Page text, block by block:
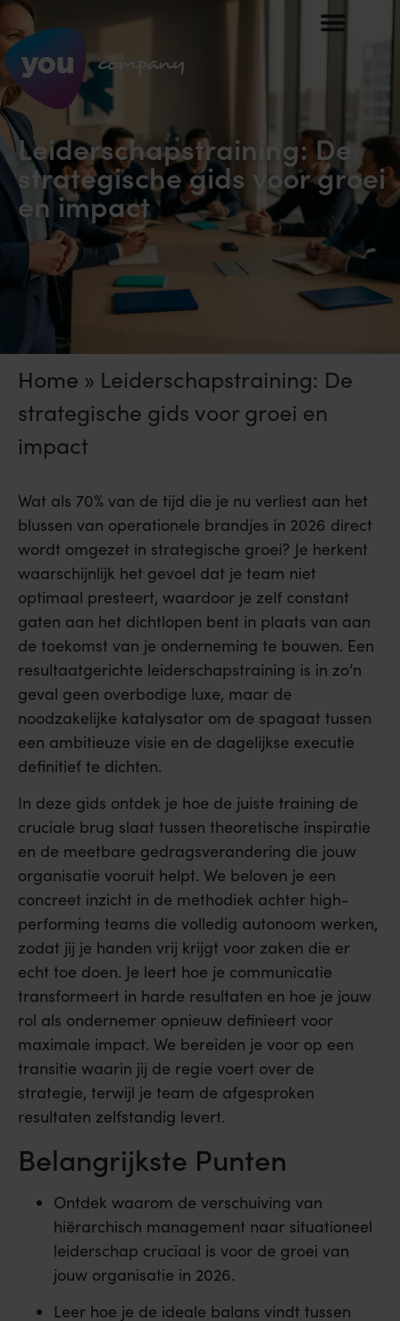
Leiderschapstraining: De
strategische gids voor groei
en impact
Home » Leiderschapstraining: De
strategische gids voor groei en
impact
Wat als 70% van de tijd die je nu verliest aan het
blussen van operationele brandjes in 2026 direct
wordt omgezet in strategische groei? Je herkent
waarschijnlijk het gevoel dat je team niet
optimaal presteert, waardoor je zelf constant
gaten aan het dichtlopen bent in plaats van aan
de toekomst van je onderneming te bouwen. Een
resultaatgerichte leiderschapstraining is in zo’n
geval geen overbodige luxe, maar de
noodzakelijke katalysator om de spagaat tussen
een ambitieuze visie en de dagelijkse executie
definitief te dichten.
In deze gids ontdek je hoe de juiste training de
cruciale brug slaat tussen theoretische inspiratie
en de meetbare gedragsverandering die jouw
organisatie vooruit helpt. We beloven je een
concreet inzicht in de methodiek achter high-
performing teams die volledig autonoom werken,
zodat jij je handen vrij krijgt voor zaken die er
echt toe doen. Je leert hoe je communicatie
transformeert in harde resultaten en hoe je jouw
rol als ondernemer opnieuw definieert voor
maximale impact. We bereiden je voor op een
transitie waarin jij de regie voert over de
strategie, terwijl je team de afgesproken
resultaten zelfstandig levert.
Belangrijkste Punten
Ontdek waarom de verschuiving van
hiërarchisch management naar situationeel
leiderschap cruciaal is voor de groei van
jouw organisatie in 2026.
Leer hoe je de ideale balans vindt tussen